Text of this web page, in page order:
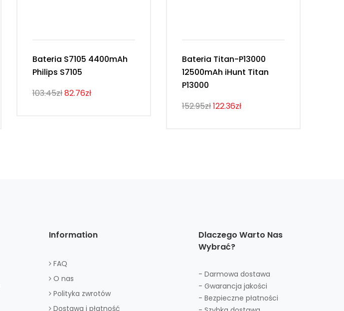
Bateria S7105 4400mAh
Philips S7105
103.45zł82.76zł
Bateria Titan-P13000
12500mAh iHunt Titan
P13000
152.95zł122.36zł
Information
FAQ
O nas
Polityka zwrotów
Dostawa i płatność
Dlaczego Warto Nas
Wybrać?
- Darmowa dostawa
- Gwarancja jakości
- Bezpieczne płatności